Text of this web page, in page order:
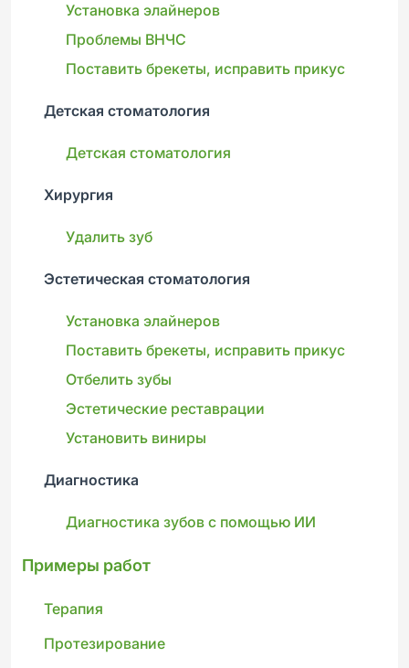
Установка элайнеров
Проблемы ВНЧС
Поставить брекеты, исправить прикус
Детская стоматология
Детская стоматология
Хирургия
Удалить зуб
Эстетическая стоматология
Установка элайнеров
Поставить брекеты, исправить прикус
Отбелить зубы
Эстетические реставрации
Установить виниры
Диагностика
Диагностика зубов с помощью ИИ
Примеры работ
Терапия
Протезирование